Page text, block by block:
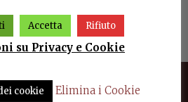
Accetta Rifiuto
su Privacy e Cookie
cookie Elimina i Cookie